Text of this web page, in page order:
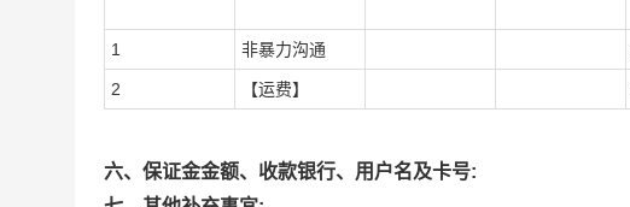
1 非暴力沟通
2 【运费】
六、保证金金额、收款银行、用户名及卡号: